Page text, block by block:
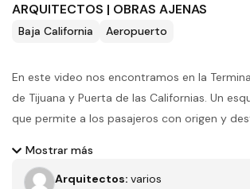
ARQUITECTOS | OBRAS AJENAS
Baja California Aeropuerto
En este video nos encontramos en la
de Tijuana y Puerta de las Californias. Un
que permite a los pasajeros con origen y
internacionales que operan desde el
Mostrar más
Arquitectos: varios